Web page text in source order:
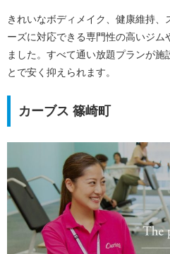
きれいなボディメイク、健康維持
ーズに対応できる専門性の高いジ
ました。すべて通い放題プランが施
とで安く抑えられます。
カーブス 篠崎町